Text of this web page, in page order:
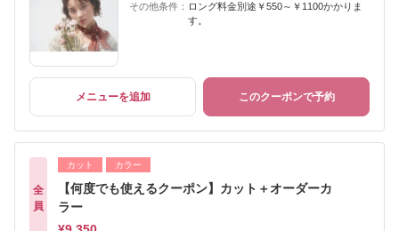
その他条件： ロング料金別途￥550～￥1100かかりま
す。
メニューを追加 このクーポンで予約
全
員
カット カラー
【何度でも使えるクーポン】カット＋オーダーカ
ラー